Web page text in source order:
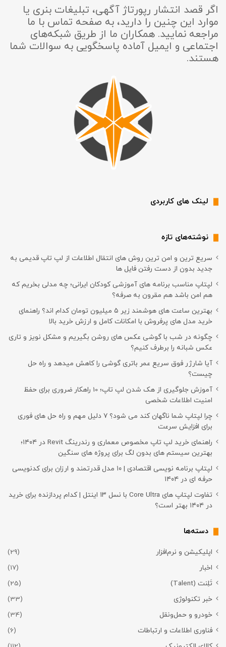
اگر قصد انتشار رپورتاژ آگهی، تبلیغات بنری یا
موارد این چنین را دارید، به صفحه تماس با ما
مراجعه نمایید. همکاران ما از طریق شبکه‌های
اجتماعی و ایمیل آماده پاسخگویی به سوالات شما
هستند.
لینک های کاربردی
نوشته‌های تازه
سریع ترین و امن ترین روش های انتقال اطلاعات از لپ تاپ قدیمی به
جدید بدون از دست رفتن فایل ها
لپتاپ مناسب برنامه های آموزشی کودکان ایرانی؛ چه مدلی بخریم که
هم امن باشد هم مقرون به صرفه؟
بهترین ساعت های هوشمند زیر ۵ میلیون تومان کدام اند؟ راهنمای
خرید مدل های پرفروش با امکانات کامل و ارزش خرید بالا
چگونه در شب با گوشی عکس های روشن بگیریم و مشکل نویز و تاری
عکس شبانه را برطرف کنیم؟
آیا شارژر فوق سریع عمر باتری گوشی را کاهش میدهد و راه حل
چیست؟
آموزش جلوگیری از هک شدن لپ تاپ؛ 10 راهکار ضروری برای حفظ
امنیت اطلاعات شخصی
چرا لپتاپ شما ناگهان کند می شود؟ ۷ دلیل مهم و راه حل های فوری
برای افزایش سرعت
راهنمای خرید لپ تاپ مخصوص معماری و رندرینگ Revit در ۱۴۰۴؛
بهترین سیستم های بدون لگ برای پروژه های سنگین
لپتاپ برنامه نویسی اقتصادی | ۱۰ مدل قدرتمند و ارزان برای کدنویسی
حرفه ای در ۱۴۰۴
تفاوت لپتاپ های Core Ultra با نسل ۱۳ اینتل | کدام پردازنده برای خرید
در ۱۴۰۴ بهتر است؟
دسته‌ها
اپلیکیشن و نرم‌افزار
(29)
اخبار
(17)
تَلِنت (Talent)
(25)
خبر تکنولوژی
(33)
خودرو و حمل‌و‌نقل
(34)
فناوری اطلاعات و ارتباطات
(6)